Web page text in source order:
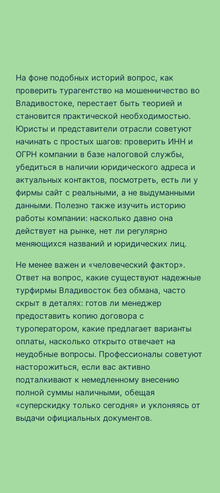
На фоне подобных историй вопрос, как
проверить турагентство на мошенничество во
Владивостоке, перестает быть теорией и
становится практической необходимостью.
Юристы и представители отрасли советуют
начинать с простых шагов: проверить ИНН и
ОГРН компании в базе налоговой службы,
убедиться в наличии юридического адреса и
актуальных контактов, посмотреть, есть ли у
фирмы сайт с реальными, а не выдуманными
данными. Полезно также изучить историю
работы компании: насколько давно она
действует на рынке, нет ли регулярно
меняющихся названий и юридических лиц.
Не менее важен и «человеческий фактор».
Ответ на вопрос, какие существуют надежные
турфирмы Владивосток без обмана, часто
скрыт в деталях: готов ли менеджер
предоставить копию договора с
туроператором, какие предлагает варианты
оплаты, насколько открыто отвечает на
неудобные вопросы. Профессионалы советуют
насторожиться, если вас активно
подталкивают к немедленному внесению
полной суммы наличными, обещая
«суперскидку только сегодня» и уклоняясь от
выдачи официальных документов.